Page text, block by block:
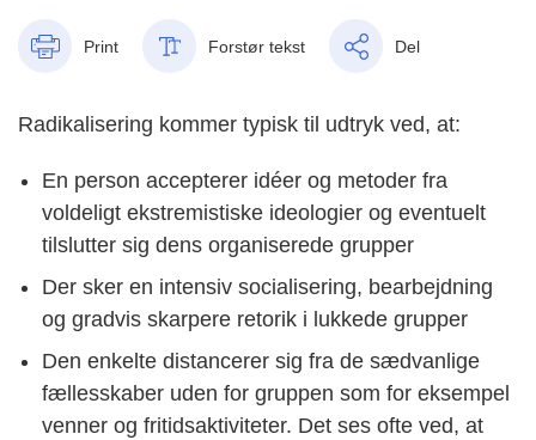
Print Forstør tekst Del
Radikalisering kommer typisk til udtryk ved, at:
En person accepterer idéer og metoder fra
voldeligt ekstremistiske ideologier og eventuelt
tilslutter sig dens organiserede grupper
Der sker en intensiv socialisering, bearbejdning
og gradvis skarpere retorik i lukkede grupper
Den enkelte distancerer sig fra de sædvanlige
fællesskaber uden for gruppen som for eksempel
venner og fritidsaktiviteter. Det ses ofte ved, at